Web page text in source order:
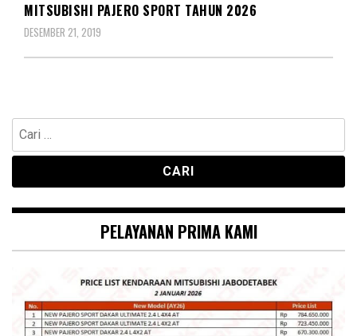
MITSUBISHI PAJERO SPORT TAHUN 2026
DESEMBER 21, 2019
Cari
untuk:
PELAYANAN PRIMA KAMI